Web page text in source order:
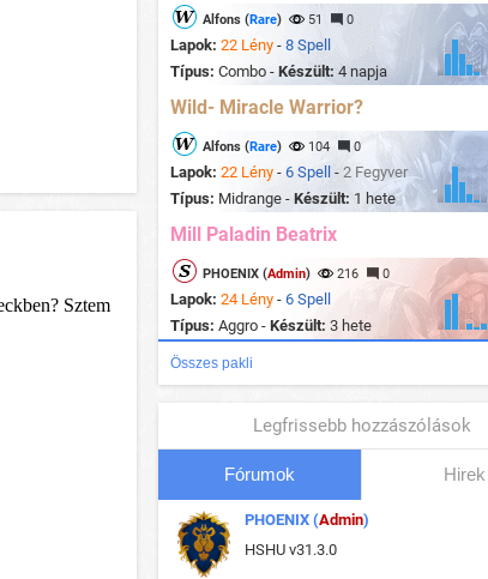
Alfons (Rare) 51 0
Lapok: 22 Lény - 8 Spell
Típus: Combo - Készült: 4 napja
Wild- Miracle Warrior?
Alfons (Rare) 104 0
Lapok: 22 Lény - 6 Spell - 2 Fegyver
Típus: Midrange - Készült: 1 hete
Mill Paladin Beatrix
PHOENIX (Admin) 216 0
Lapok: 24 Lény - 6 Spell
Típus: Aggro - Készült: 3 hete
Összes pakli
Legfrissebb hozzászólások
Fórumok Hirek
PHOENIX (Admin)
HSHU v31.3.0